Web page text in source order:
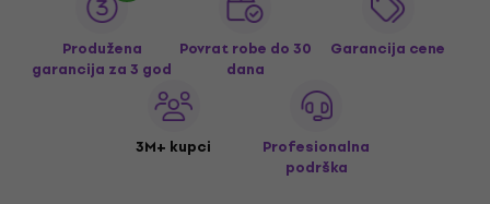
Produžena
garancija za 3 god
Povrat robe do 30
dana
Garancija cene
3M+ kupci
Profesionalna
podrška